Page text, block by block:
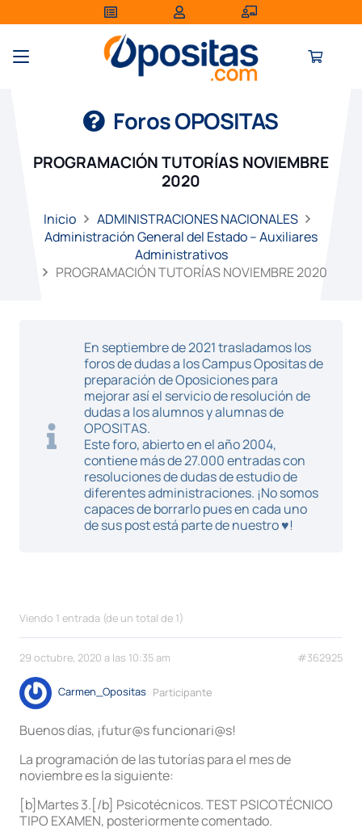
Foros OPOSITAS
PROGRAMACIÓN TUTORÍAS NOVIEMBRE
2020
Inicio
ADMINISTRACIONES NACIONALES
Administración General del Estado – Auxiliares
Administrativos
PROGRAMACIÓN TUTORÍAS NOVIEMBRE 2020
En septiembre de 2021 trasladamos los
foros de dudas a los Campus Opositas de
preparación de Oposiciones para
mejorar así el servicio de resolución de
dudas a los alumnos y alumnas de
OPOSITAS.
Este foro, abierto en el año 2004,
contiene más de 27.000 entradas con
resoluciones de dudas de estudio de
diferentes administraciones. ¡No somos
capaces de borrarlo pues en cada uno
de sus post está parte de nuestro ♥!
Viendo 1 entrada (de un total de 1)
29 octubre, 2020 a las 10:35 am #362925
Carmen_Opositas Participante
Buenos días, ¡futur@s funcionari@s!
La programación de las tutorías para el mes de
noviembre es la siguiente:
[b]Martes 3.[/b] Psicotécnicos. TEST PSICOTÉCNICO
TIPO EXAMEN, posteriormente comentado.